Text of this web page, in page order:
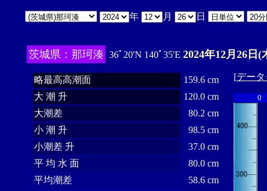
年 月 日
茨城県：那珂湊 36ﾟ20'N 140ﾟ35'E 2024年12月26日(
略最高高潮面
159.6 cm
大 潮 升
120.0 cm
大潮差
80.2 cm
小 潮 升
98.5 cm
小潮差 升
37.0 cm
平 均 水 面
80.0 cm
平均潮差
58.6 cm
[デー
0